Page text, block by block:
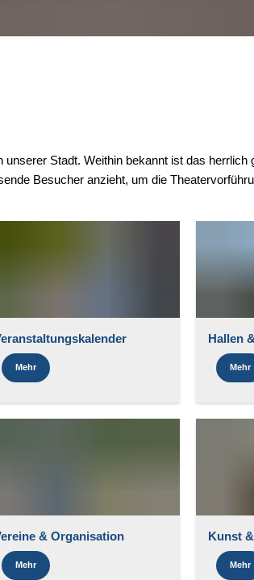
Stadt. Weithin bekannt ist das herrlich
Besucher anzieht, um die
Mehr
Hallen
Mehr
& Organisation
Mehr
Kunst
Mehr